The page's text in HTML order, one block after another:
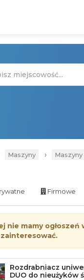
Maszyny ›
Firmowe
nie mamy
Rozdrabniacz
DUO do nieużyków